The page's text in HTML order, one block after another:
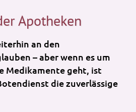
Apotheken
an den
– aber wenn es um
Medikamente geht, ist
die zuverlässige